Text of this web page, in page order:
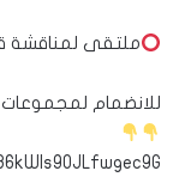
ملتقى لمناقشة
للانضمام لمجموعات